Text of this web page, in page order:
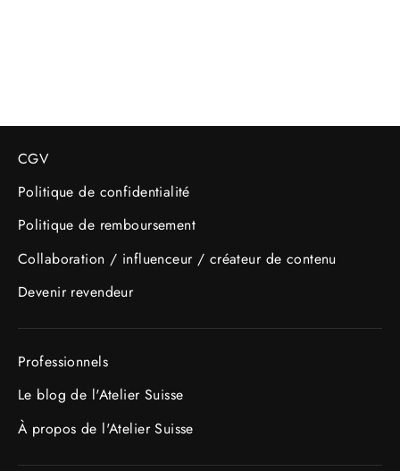
CGV
Politique de confidentialité
Politique de remboursement
Collaboration / influenceur / créateur de contenu
Devenir revendeur
Professionnels
Le blog de l'Atelier Suisse
À propos de l'Atelier Suisse